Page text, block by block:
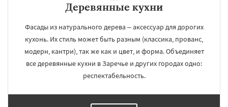
Деревянные кухни
Фасады из натурального дерева – аксессуар для дорогих
кухонь. Их стиль может быть разным (классика, прованс,
модерн, кантри), так же как и цвет, и форма. Объединяет
все деревянные кухни в Заречье и других городах одно:
респектабельность.